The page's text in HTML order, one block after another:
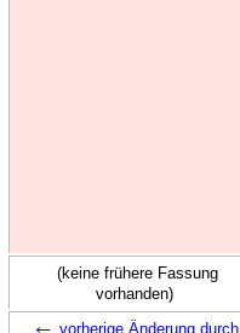
(keine frühere Fassung
vorhanden)
← vorherige Änderung durch